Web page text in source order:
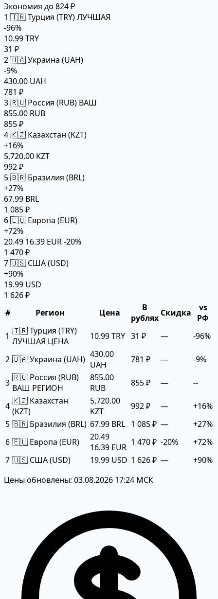
Экономия до 824 ₽
1 🇹🇷 Турция (TRY)ЛУЧШАЯ
-96%
10.99 TRY
31 ₽
2🇺🇦 Украина (UAH)
-9%
430.00 UAH
781 ₽
3🇷🇺 Россия (RUB) ВАШ
855.00 RUB
855 ₽
4🇰🇿 Казахстан (KZT)
+16%
5,720.00 KZT
992 ₽
5🇧🇷 Бразилия (BRL)
+27%
67.99 BRL
1 085 ₽
6🇪🇺 Европа (EUR)
+72%
20.49 16.39 EUR-20%
1 470 ₽
7🇺🇸 США (USD)
+90%
19.99 USD
1 626 ₽
#
Регион Цена
В
рублях Скидка
vs
РФ
1 🇹🇷 Турция (TRY)
ЛУЧШАЯ ЦЕНА
10.99 TRY 31 ₽ — -96%
2 🇺🇦 Украина (UAH) 430.00
UAH
781 ₽ — -9%
3 🇷🇺 Россия (RUB)
ВАШ РЕГИОН
855.00
RUB
855 ₽ — --
4 🇰🇿 Казахстан
(KZT)
5,720.00
KZT
992 ₽ —
+16%
5 🇧🇷 Бразилия (BRL) 67.99 BRL 1 085 ₽ —
+27%
6 🇪🇺 Европа (EUR)
20.49
16.39 EUR 1 470 ₽ -20%
+72%
7 🇺🇸 США (USD) 19.99 USD 1 626 ₽ —
+90%
Цены обновлены: 03.08.2026 17:24 МСК